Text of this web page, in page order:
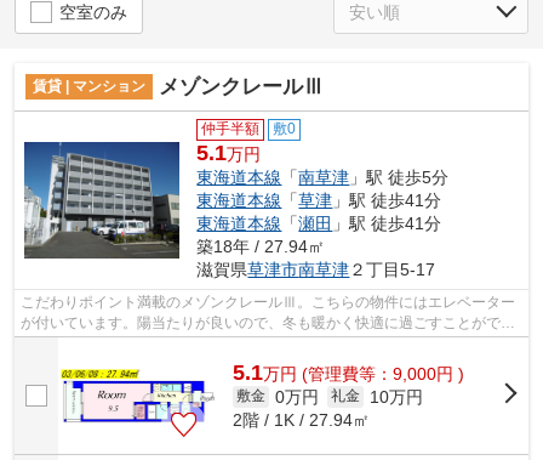
空室のみ
賃貸 | マンション メゾンクレールⅢ
仲手半額 敷0
5.1万円
東海道本線 「南草津 」駅 徒歩5分
東海道本線 「草津 」駅 徒歩41分
東海道本線 「瀬田 」駅 徒歩41分
築18年 / 27.94㎡
滋賀県草津市南草津２丁目5-17
こだわりポイント満載のメゾンクレールⅢ。こちらの物件にはエレベーター
が付いています。陽当たりが良いので、冬も暖かく快適に過ごすことができ
5.1万円 (管理費等：9,000円 )
敷金 0万円 礼金
10万円
2階 / 1K / 27.94㎡